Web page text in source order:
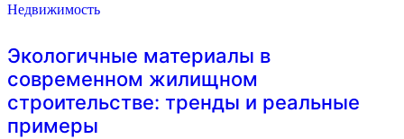
Недвижимость
Экологичные материалы в
современном жилищном
строительстве: тренды и реальные
примеры